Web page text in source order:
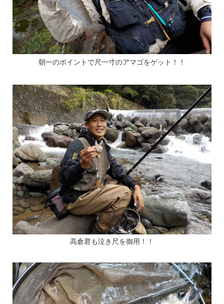
朝一のポイントで尺一寸のアマゴをゲット！！
高倉君も泣き尺を御用！！